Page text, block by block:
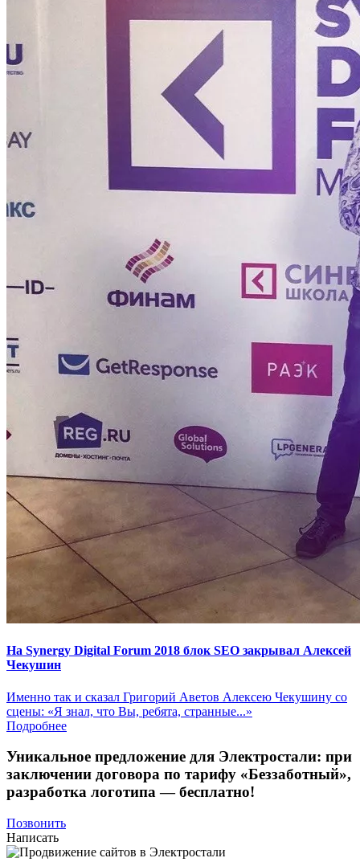
На Synergy Digital Forum 2018 блок SEO закрывал Алексей
Чекушин
Именно так и сказал Григорий Аветов Алексею Чекушину со
сцены: «Я знал, что Вы, ребята, странные...»
Подробнее
Уникальное предложение для Электростали: при
заключении договора по тарифу «Беззаботный»,
разработка логотипа — бесплатно!
Позвонить
Написать